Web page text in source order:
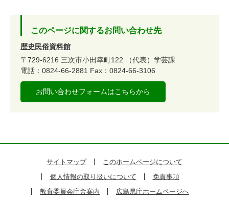
このページに関するお問い合わせ先
歴史民俗資料館
〒729-6216 三次市小田幸町122
（代表）学芸課
電話：0824-66-2881 Fax：0824-66-3106
お問い合わせフォームはこちらから
サイトマップ
このホームページについて
個人情報の取り扱いについて
免責事項
教育委員会庁舎案内
広島県庁ホームページへ